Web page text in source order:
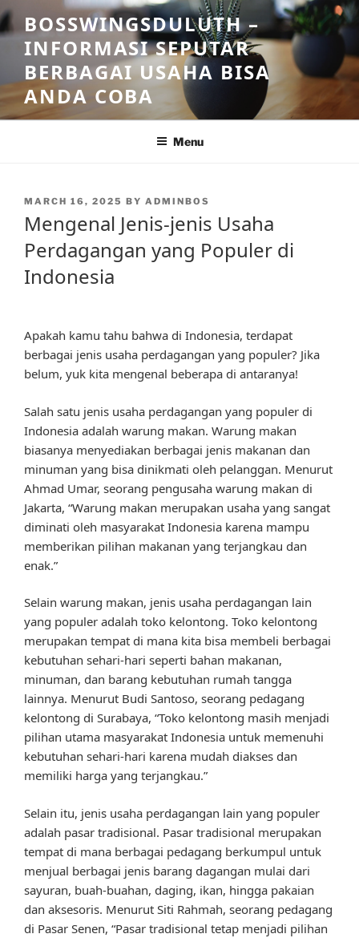
Skip
to
content
BOSSWINGSDULUTH –
INFORMASI SEPUTAR
BERBAGAI USAHA BISA
ANDA COBA
Menu
POSTED
MARCH 16, 2025 BY ADMINBOS
Mengenal Jenis-jenis Usaha
Perdagangan yang Populer di
Indonesia
Apakah kamu tahu bahwa di Indonesia, terdapat
berbagai jenis usaha perdagangan yang populer? Jika
belum, yuk kita mengenal beberapa di antaranya!
Salah satu jenis usaha perdagangan yang populer di
Indonesia adalah warung makan. Warung makan
biasanya menyediakan berbagai jenis makanan dan
minuman yang bisa dinikmati oleh pelanggan. Menurut
Ahmad Umar, seorang pengusaha warung makan di
Jakarta, “Warung makan merupakan usaha yang sangat
diminati oleh masyarakat Indonesia karena mampu
memberikan pilihan makanan yang terjangkau dan
enak.”
Selain warung makan, jenis usaha perdagangan lain
yang populer adalah toko kelontong. Toko kelontong
merupakan tempat di mana kita bisa membeli berbagai
kebutuhan sehari-hari seperti bahan makanan,
minuman, dan barang kebutuhan rumah tangga
lainnya. Menurut Budi Santoso, seorang pedagang
kelontong di Surabaya, “Toko kelontong masih menjadi
pilihan utama masyarakat Indonesia untuk memenuhi
kebutuhan sehari-hari karena mudah diakses dan
memiliki harga yang terjangkau.”
Selain itu, jenis usaha perdagangan lain yang populer
adalah pasar tradisional. Pasar tradisional merupakan
tempat di mana berbagai pedagang berkumpul untuk
menjual berbagai jenis barang dagangan mulai dari
sayuran, buah-buahan, daging, ikan, hingga pakaian
dan aksesoris. Menurut Siti Rahmah, seorang pedagang
di Pasar Senen, “Pasar tradisional tetap menjadi pilihan